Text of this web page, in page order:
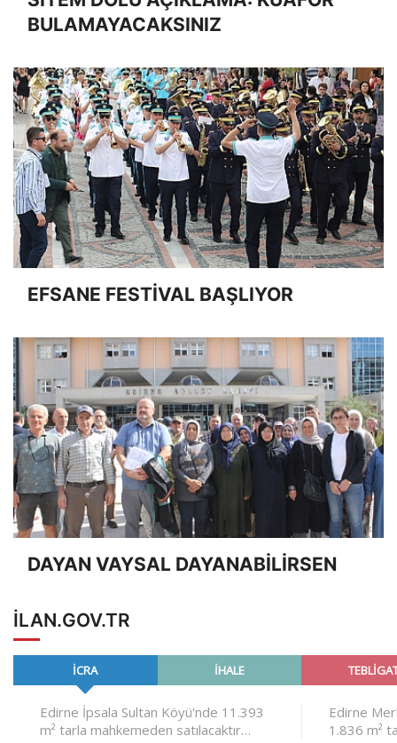
BULAMAYACAKSINIZ
EFSANE FESTİVAL BAŞLIYOR
DAYAN VAYSAL DAYANABİLİRSEN
ILAN.GOV.TR